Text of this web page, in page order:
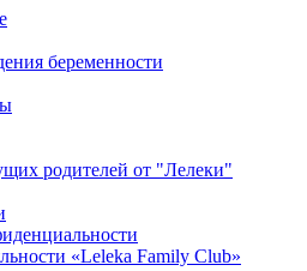
беременности
родителей от "Лелеки"
«Leleka Family Club»